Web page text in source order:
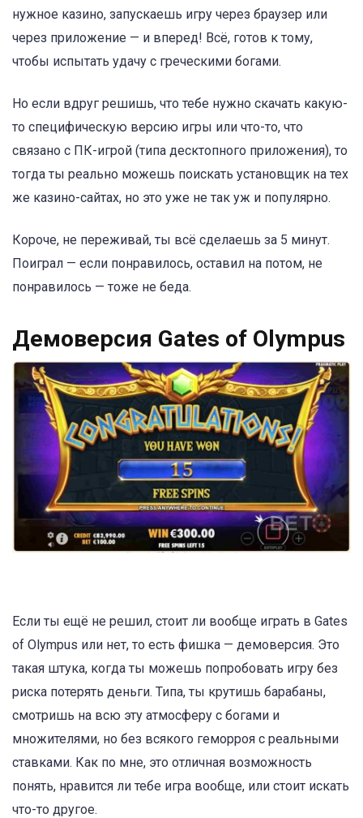
нужное казино, запускаешь игру через браузер или
через приложение — и вперед! Всё, готов к тому,
чтобы испытать удачу с греческими богами.
Но если вдруг решишь, что тебе нужно скачать какую-
то специфическую версию игры или что-то, что
связано с ПК-игрой (типа десктопного приложения), то
тогда ты реально можешь поискать установщик на тех
же казино-сайтах, но это уже не так уж и популярно.
Короче, не переживай, ты всё сделаешь за 5 минут.
Поиграл — если понравилось, оставил на потом, не
понравилось — тоже не беда.
Демоверсия Gates of Olympus
Если ты ещё не решил, стоит ли вообще играть в Gates
of Olympus или нет, то есть фишка — демоверсия. Это
такая штука, когда ты можешь попробовать игру без
риска потерять деньги. Типа, ты крутишь барабаны,
смотришь на всю эту атмосферу с богами и
множителями, но без всякого геморроя с реальными
ставками. Как по мне, это отличная возможность
понять, нравится ли тебе игра вообще, или стоит искать
что-то другое.